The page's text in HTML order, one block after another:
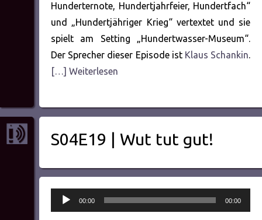
Hunderternote, Hundertjahrfeier, Hundertfach“
und „Hundertjähriger Krieg“ vertextet und sie
spielt am Setting „Hundertwasser-Museum“.
Der Sprecher dieser Episode ist Klaus Schankin.
[…] Weiterlesen
S04E19 | Wut tut gut!
Audio-
Player
00:00 00:00